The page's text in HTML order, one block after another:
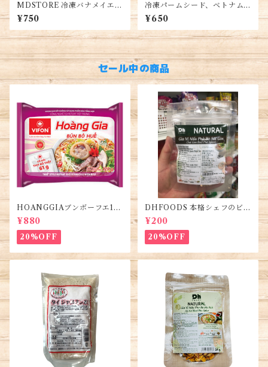
MDSTORE 冷凍バナメイエビ
頭なし、殻付き、中型エビ、
ベトナム産、冷凍シーフード,
small shrimp, tép bạc
¥750
冷凍パームシード、ベトナム
産、500g、冷凍フルーツ、Pa
lm Seed, Hạt Đác
¥650
セール中の商品
HOANGGIAブンボーフエ12
0g (5袋)・Bún Bò Huế
¥880
20%OFF
DHFOODS 本格シェフのビー
フフォーのセット・Gia Vị Ph
ở Bò Sài Gòn
¥200
20%OFF